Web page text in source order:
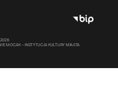
MOCAK – INSTYTUCJA KULTURY MIASTA